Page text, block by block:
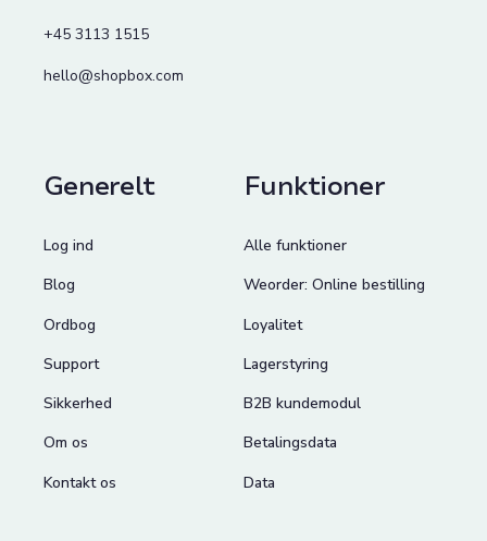
+45 3113 1515
hello@shopbox.com
Generelt
Log ind
Blog
Ordbog
Support
Sikkerhed
Om os
Kontakt os
Funktioner
Alle funktioner
Weorder: Online bestilling
Loyalitet
Lagerstyring
B2B kundemodul
Betalingsdata
Data